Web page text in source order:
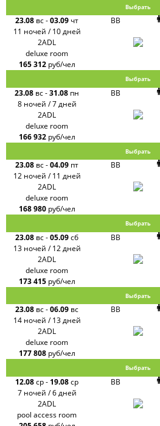
Выбрать
23.08 вс-03.09 чт
11 ночей / 10 дней
BB
2ADL
deluxe room
165 312 руб/чел
Выбрать
23.08 вс-31.08 пн
8 ночей / 7 дней
BB
2ADL
deluxe room
166 932 руб/чел
Выбрать
23.08 вс-04.09 пт
12 ночей / 11 дней
BB
2ADL
deluxe room
168 980 руб/чел
Выбрать
23.08 вс-05.09сб
13 ночей / 12 дней
BB
2ADL
deluxe room
173 415 руб/чел
Выбрать
23.08 вс-06.09 вс
14 ночей / 13 дней
BB
2ADL
deluxe room
177 808 руб/чел
Выбрать
12.08ср- 19.08ср
7 ночей / 6 дней
BB
2ADL
pool access room